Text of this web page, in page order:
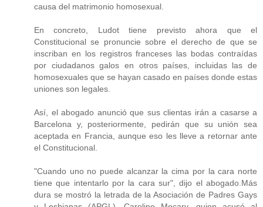
causa del matrimonio homosexual.
En concreto, Ludot tiene previsto ahora que el
Constitucional se pronuncie sobre el derecho de que se
inscriban en los registros franceses las bodas contraídas
por ciudadanos galos en otros países, incluidas las de
homosexuales que se hayan casado en países donde estas
uniones son legales.
Así, el abogado anunció que sus clientas irán a casarse a
Barcelona y, posteriormente, pedirán que su unión sea
aceptada en Francia, aunque eso les lleve a retornar ante
el Constitucional.
"Cuando uno no puede alcanzar la cima por la cara norte
tiene que intentarlo por la cara sur", dijo el abogado.Más
dura se mostró la letrada de la Asociación de Padres Gays